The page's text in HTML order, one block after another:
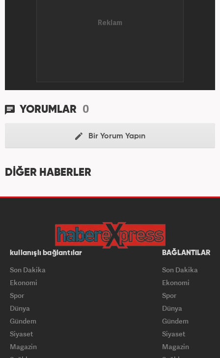
YORUMLAR 0
Bir Yorum Yapın
DİĞER HABERLER
kullanışlı bağlantılar
Son Dakika
Ekonomi
Spor
Dünya
Gündem
Siyaset
Magazin
BAĞLANTILAR
Son Dakika
Ekonomi
Spor
Dünya
Gündem
Siyaset
Magazin